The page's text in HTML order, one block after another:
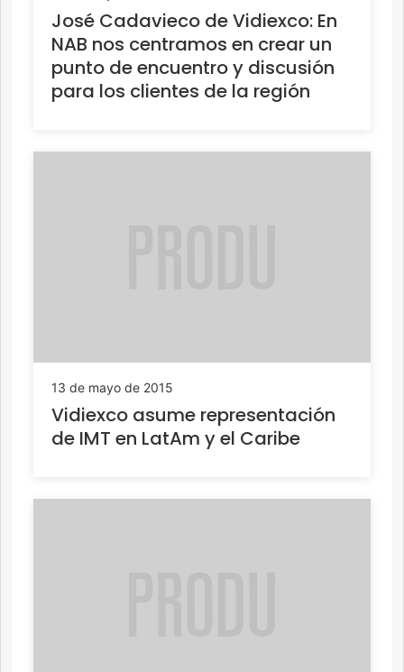
José Cadavieco de Vidiexco: En
NAB nos centramos en crear un
punto de encuentro y discusión
para los clientes de la región
13 de mayo de 2015
Vidiexco asume representación
de IMT en LatAm y el Caribe